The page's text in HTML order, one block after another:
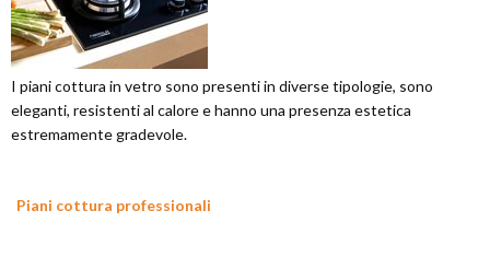
I piani cottura in vetro sono presenti in diverse tipologie, sono
eleganti, resistenti al calore e hanno una presenza estetica
estremamente gradevole.
Piani cottura professionali